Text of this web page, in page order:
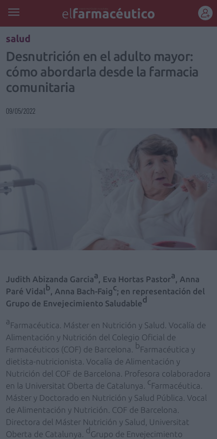
salud
Desnutrición en el adulto mayor:
cómo abordarla desde la farmacia
comunitaria
09/05/2022
Judith Abizanda Garciaa, Eva Hortas Pastora, Anna
Paré Vidalb, Anna Bach-Faigc; en representación del
Grupo de Envejecimiento Saludabled
a Farmacéutica. Máster en Nutrición y Salud. Vocalía de
Alimentación y Nutrición del Colegio Oficial de
Farmacéuticos (COF) de Barcelona.
bFarmacéutica y
dietista-nutricionista. Vocalía de Alimentación y
Nutrición del COF de Barcelona. Profesora colaboradora
en la Universitat Oberta de Catalunya. cFarmacéutica.
Máster y Doctorado en Nutrición y Salud Pública. Vocal
de Alimentación y Nutrición. COF de Barcelona.
Directora del Máster Nutrición y Salud, Universitat
Oberta de Catalunya. dGrupo de Envejecimiento